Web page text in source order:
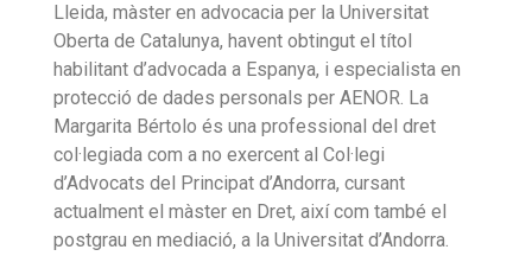
Lleida, màster en advocacia per la Universitat
Oberta de Catalunya, havent obtingut el títol
habilitant d’advocada a Espanya, i especialista en
protecció de dades personals per AENOR. La
Margarita Bértolo és una professional del dret
col·legiada com a no exercent al Col·legi
d’Advocats del Principat d’Andorra, cursant
actualment el màster en Dret, així com també el
postgrau en mediació, a la Universitat d’Andorra.